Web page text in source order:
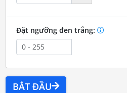
Đặt ngưỡng đen trắng:
BẮT ĐẦU